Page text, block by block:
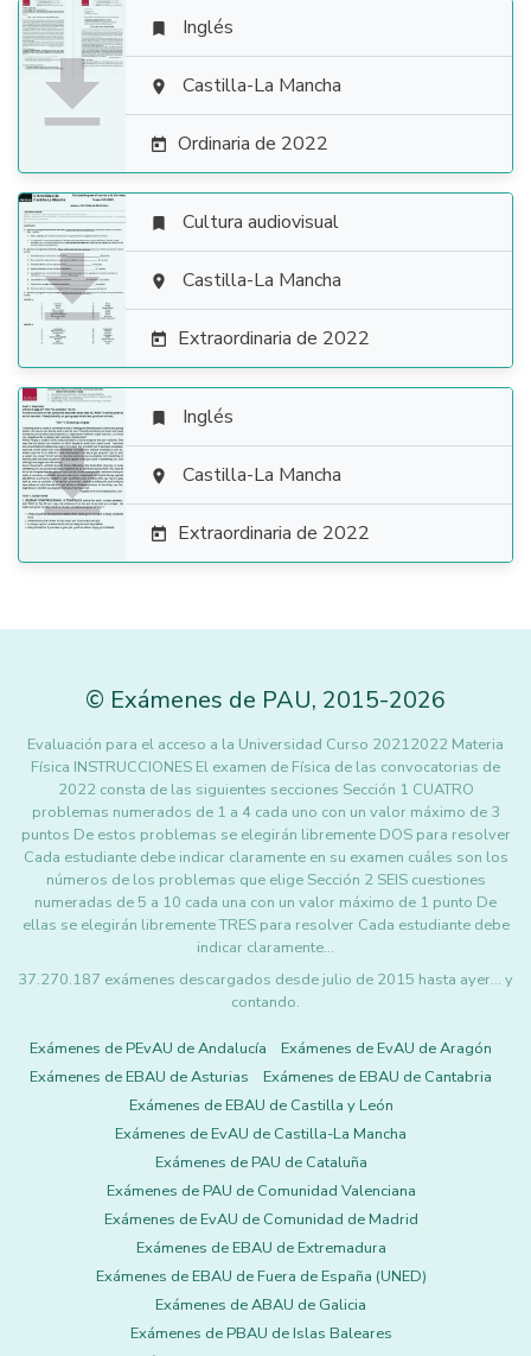

 Inglés
 Castilla-La Mancha
 Ordinaria de 2022

 Cultura audiovisual
 Castilla-La Mancha
 Extraordinaria de 2022

 Inglés
 Castilla-La Mancha
 Extraordinaria de 2022
© Exámenes de PAU, 2015-2026
Evaluación para el acceso a la Universidad Curso 20212022 Materia
Física INSTRUCCIONES El examen de Física de las convocatorias de
2022 consta de las siguientes secciones Sección 1 CUATRO
problemas numerados de 1 a 4 cada uno con un valor máximo de 3
puntos De estos problemas se elegirán libremente DOS para resolver
Cada estudiante debe indicar claramente en su examen cuáles son los
números de los problemas que elige Sección 2 SEIS cuestiones
numeradas de 5 a 10 cada una con un valor máximo de 1 punto De
ellas se elegirán libremente TRES para resolver Cada estudiante debe
indicar claramente…
37.270.187 exámenes descargados desde julio de 2015 hasta ayer... y
contando.
Exámenes de PEvAU de Andalucía
Exámenes de EvAU de Aragón
Exámenes de EBAU de Asturias
Exámenes de EBAU de Cantabria
Exámenes de EBAU de Castilla y León
Exámenes de EvAU de Castilla-La Mancha
Exámenes de PAU de Cataluña
Exámenes de PAU de Comunidad Valenciana
Exámenes de EvAU de Comunidad de Madrid
Exámenes de EBAU de Extremadura
Exámenes de EBAU de Fuera de España (UNED)
Exámenes de ABAU de Galicia
Exámenes de PBAU de Islas Baleares